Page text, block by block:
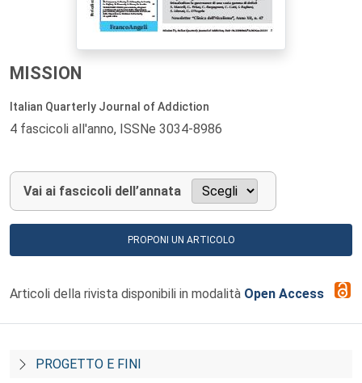
MISSION
Italian Quarterly Journal of Addiction
4 fascicoli all'anno, ISSNe 3034-8986
Vai ai fascicoli dell’annata
PROPONI UN ARTICOLO
Articoli della rivista disponibili in modalità Open Access
PROGETTO E FINI